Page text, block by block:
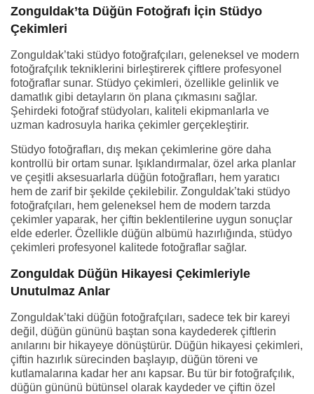
Zonguldak’ta Düğün Fotoğrafı İçin Stüdyo
Çekimleri
Zonguldak’taki stüdyo fotoğrafçıları, geleneksel ve modern
fotoğrafçılık tekniklerini birleştirerek çiftlere profesyonel
fotoğraflar sunar. Stüdyo çekimleri, özellikle gelinlik ve
damatlık gibi detayların ön plana çıkmasını sağlar.
Şehirdeki fotoğraf stüdyoları, kaliteli ekipmanlarla ve
uzman kadrosuyla harika çekimler gerçekleştirir.
Stüdyo fotoğrafları, dış mekan çekimlerine göre daha
kontrollü bir ortam sunar. Işıklandırmalar, özel arka planlar
ve çeşitli aksesuarlarla düğün fotoğrafları, hem yaratıcı
hem de zarif bir şekilde çekilebilir. Zonguldak’taki stüdyo
fotoğrafçıları, hem geleneksel hem de modern tarzda
çekimler yaparak, her çiftin beklentilerine uygun sonuçlar
elde ederler. Özellikle düğün albümü hazırlığında, stüdyo
çekimleri profesyonel kalitede fotoğraflar sağlar.
Zonguldak Düğün Hikayesi Çekimleriyle
Unutulmaz Anlar
Zonguldak’taki düğün fotoğrafçıları, sadece tek bir kareyi
değil, düğün gününü baştan sona kaydederek çiftlerin
anılarını bir hikayeye dönüştürür. Düğün hikayesi çekimleri,
çiftin hazırlık sürecinden başlayıp, düğün töreni ve
kutlamalarına kadar her anı kapsar. Bu tür bir fotoğrafçılık,
düğün gününü bütünsel olarak kaydeder ve çiftin özel